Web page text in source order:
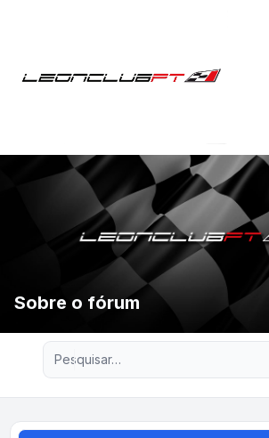
Sobre o fórum
Pesquisa avançada